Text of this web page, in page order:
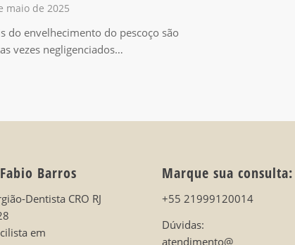
maio de 2025
do envelhecimento do pescoço são
vezes negligenciados…
Barros
Dentista CRO RJ
em
Marque sua consulta:
+55 21999120014
Dúvidas:
atendimento@